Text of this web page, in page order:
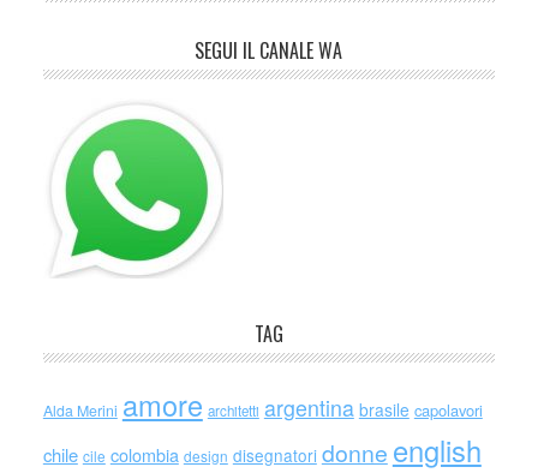
SEGUI IL CANALE WA
TAG
Alda Merini amore architetti argentina brasile capolavori
chile cile colombia design disegnatori donne english